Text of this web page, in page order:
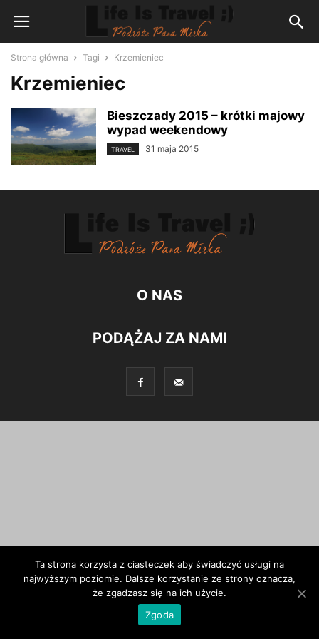
Strona główna Tagi Krzemieniec
Krzemieniec
Bieszczady 2015 – krótki majowy
wypad weekendowy
TRAVEL 31 maja 2015
O NAS
PODĄŻAJ ZA NAMI
Ta strona korzysta z ciasteczek aby świadczyć usługi na
najwyższym poziomie. Dalsze korzystanie ze strony oznacza,
że zgadzasz się na ich użycie.
Zgoda